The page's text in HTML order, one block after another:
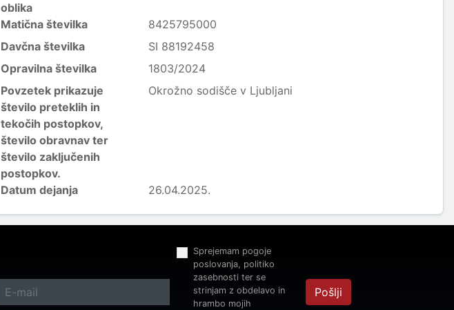
oblika
Matična številka
8425795000
Davčna številka
SI 88192458
Opravilna številka
1803/2024
Povzetek prikazuje
število preteklih in
tekočih postopkov,
število obravnav ter
število zaključenih
postopkov.
Okrožno sodišče v Ljubljani
Datum dejanja 26.04.2025.
Sprejemam pogoje
poslovanja, politiko
zasebnosti ter se
strinjam z obdelavo in
hrambo mojih
Pošlji